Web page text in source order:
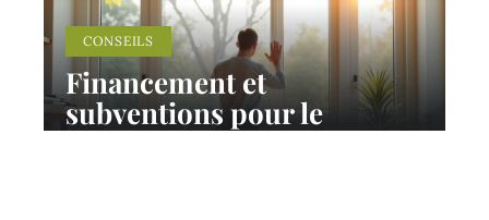
CONSEILS
Financement et
subventions pour le
remplacement de fenêtres